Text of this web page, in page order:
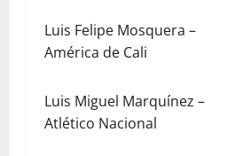
Luis Felipe Mosquera –
América de Cali
Luis Miguel Marquínez –
Atlético Nacional